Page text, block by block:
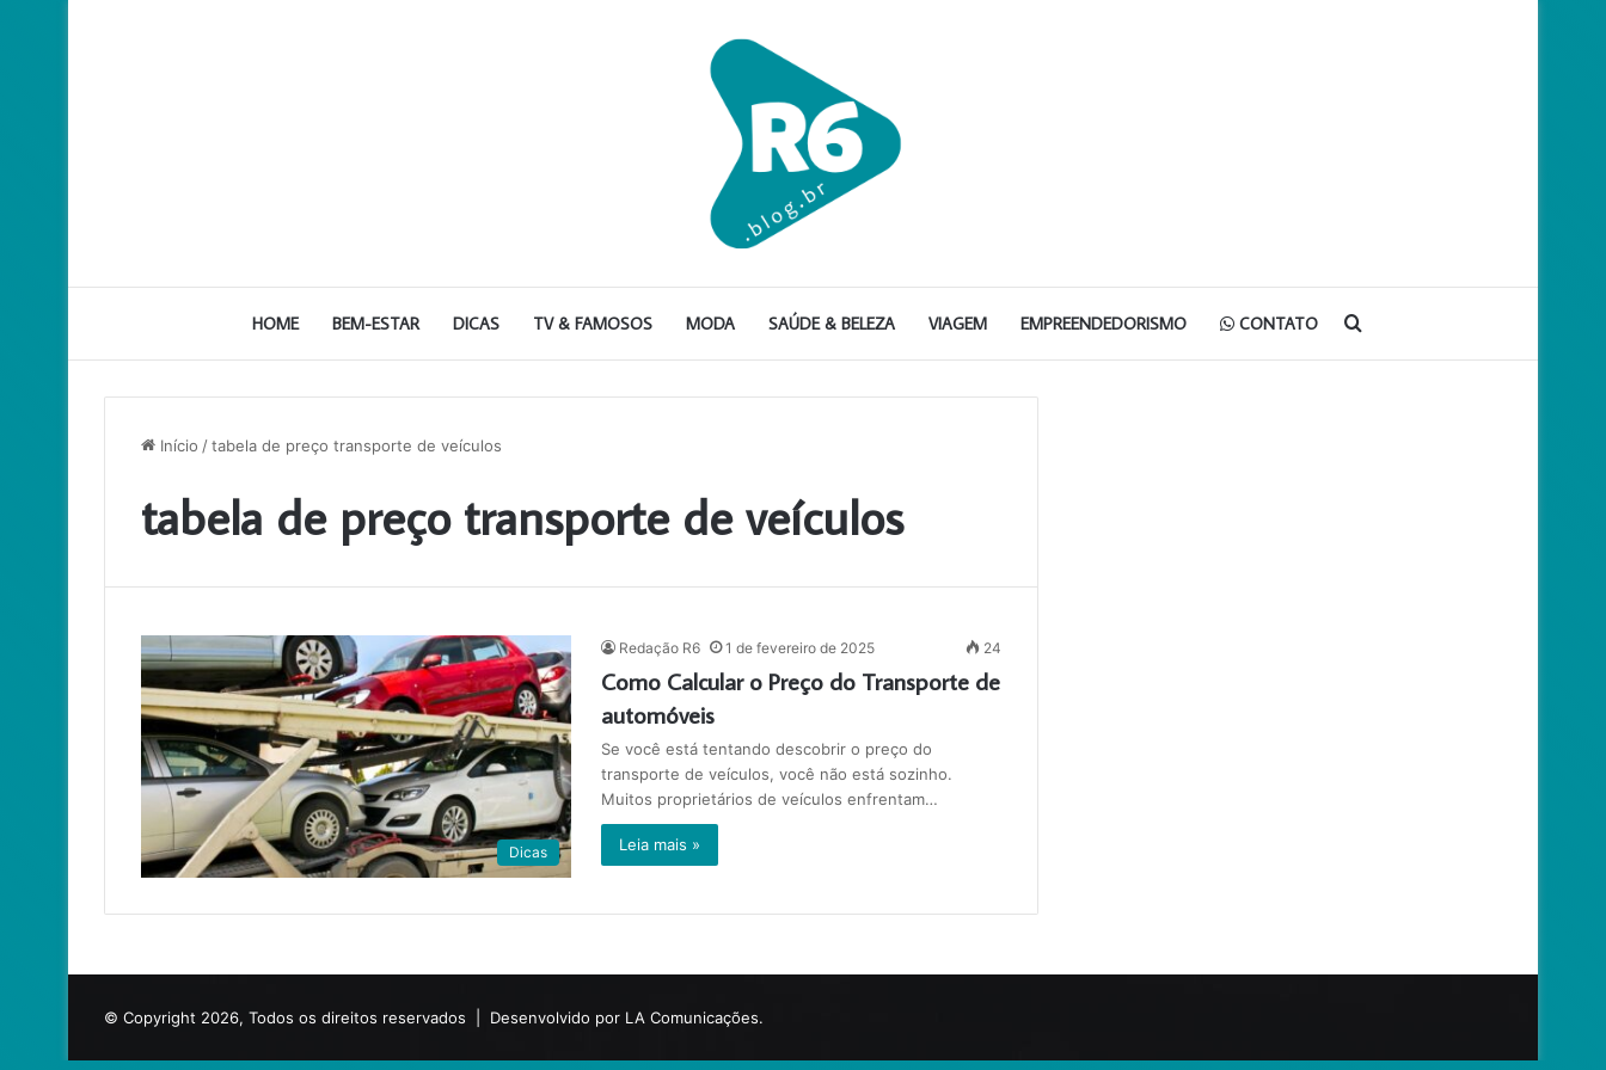
HOME BEM-ESTAR DICAS TV & FAMOSOS MODA SAÚDE & BELEZA VIAGEM EMPREENDEDORISMO CONTATO Procurar
Início /tabela de preço transporte de veículos
tabela de preço transporte de veículos
Dicas
Redação R6 1 de fevereiro de 2025 24
Como Calcular o Preço do Transporte de
automóveis
Se você está tentando descobrir o preço do
transporte de veículos, você não está sozinho.
Muitos proprietários de veículos enfrentam…
Leia mais »
© Copyright 2026, Todos os direitos reservados | Desenvolvido por LA Comunicações.